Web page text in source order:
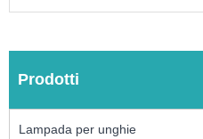
Prodotti
Lampada per unghie